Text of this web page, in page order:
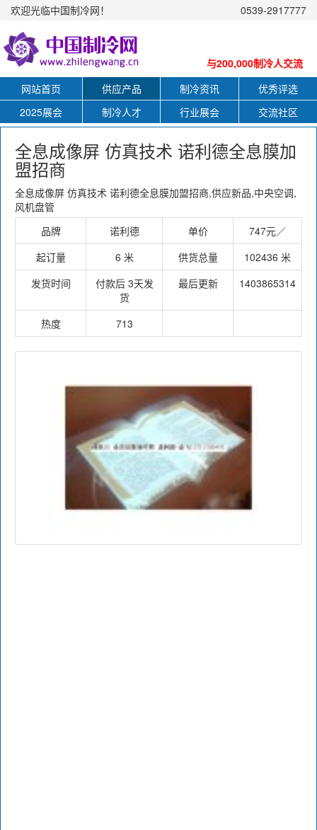
欢迎光临中国制冷网！ 0539-2917777
与200,000制冷人交流
网站首页
供应产品 制冷资讯
优秀评选
2025展会
制冷人才 行业展会 交流社区
全息成像屏 仿真技术 诺利德全息膜加
盟招商
全息成像屏 仿真技术 诺利德全息膜加盟招商,供应新品,中央空调,
风机盘管
品牌
诺利德 单价
747元／
起订量
6 米 供货总量
102436 米
发货时间
付款后 3天发
货
最后更新 1403865314
热度 713